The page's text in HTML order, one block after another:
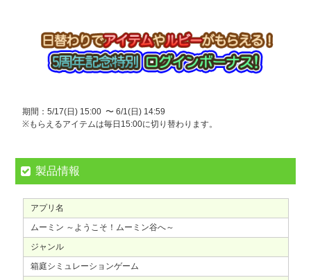
期間：5/17(日) 15:00 〜 6/1(日) 14:59
※もらえるアイテムは毎日15:00に切り替わります。
製品情報
アプリ名
ムーミン ～ようこそ！ムーミン谷へ～
ジャンル
箱庭シミュレーションゲーム